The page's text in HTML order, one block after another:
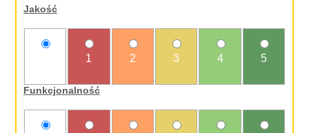
Jakość
1 2 3 4 5
Funkcjonalność